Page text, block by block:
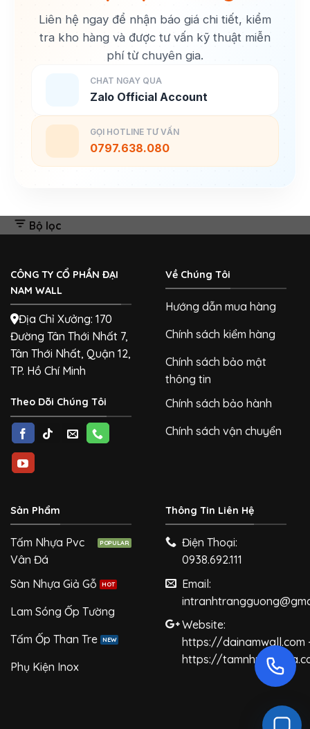
Liên hệ ngay để nhận báo giá chi tiết, kiểm
tra kho hàng và được tư vấn kỹ thuật miễn
phí từ chuyên gia.
CHAT NGAY QUA
Zalo Official Account
GỌI HOTLINE TƯ VẤN
0797.638.080
Bộ lọc
CÔNG TY CỔ PHẦN ĐẠI
NAM WALL
Địa Chỉ Xưởng: 170
Đường Tân Thới Nhất 7,
Tân Thới Nhất, Quận 12,
TP. Hồ Chí Minh
Theo Dõi Chúng Tôi
Về Chúng Tôi
Hướng dẫn mua hàng
Chính sách kiểm hàng
Chính sách bảo mật
thông tin
Chính sách bảo hành
Chính sách vận chuyển
Sản Phẩm
Tấm Nhựa Pvc
Vân Đá
Sàn Nhựa Giả Gỗ
Lam Sóng Ốp Tường
Tấm Ốp Than Tre
Phụ Kiện Inox
Thông Tin Liên Hệ
Điện Thoại:
0938.692.111
Email:
Website:
https://dainamwall.com
https://